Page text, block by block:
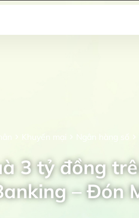
Khuyến mại Ngân hàng số
3 tỷ đồng
– Đón